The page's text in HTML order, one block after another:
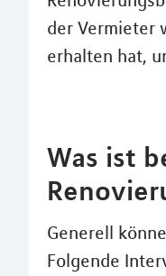
der Vermieter
erhalten hat,
Was ist
Generell
Folgende